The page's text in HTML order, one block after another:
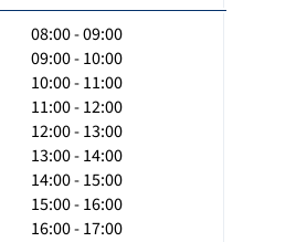
08:00 - 09:00
09:00 - 10:00
10:00 - 11:00
11:00 - 12:00
12:00 - 13:00
13:00 - 14:00
14:00 - 15:00
15:00 - 16:00
16:00 - 17:00